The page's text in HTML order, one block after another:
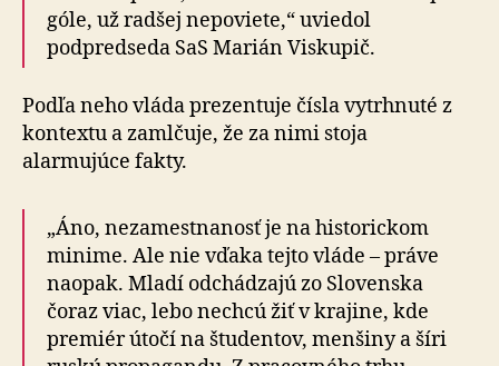
góle, už radšej nepoviete,“ uviedol
podpredseda SaS Marián Viskupič.
Podľa neho vláda prezentuje čísla vytrhnuté z
kontextu a zamlčuje, že za nimi stoja
alarmujúce fakty.
„Áno, nezamestnanosť je na historickom
minime. Ale nie vďaka tejto vláde – práve
naopak. Mladí odchádzajú zo Slovenska
čoraz viac, lebo nechcú žiť v krajine, kde
premiér útočí na študentov, menšiny a šíri